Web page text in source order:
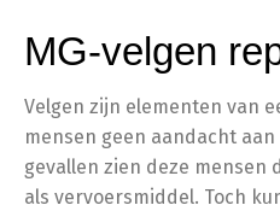
MG-velgen
Velgen zijn elementen van
mensen geen aandacht
gevallen zien deze mensen
als vervoersmiddel. Toch